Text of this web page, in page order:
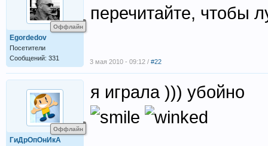
Оффлайн
Egordedov
Посетители
Сообщений: 331
перечитайте, чтобы
3 мая 2010 - 09:12 / #22
Оффлайн
ГиДрОпОнИкА
я играла ))) убойно